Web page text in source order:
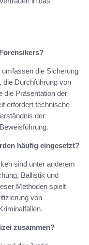
die Sicherung
die Durchführung von
die Präsentation der
erfordert technische
der
häufig eingesetzt?
sind unter anderem
Ballistik und
Methoden spielt
von
zusammen?